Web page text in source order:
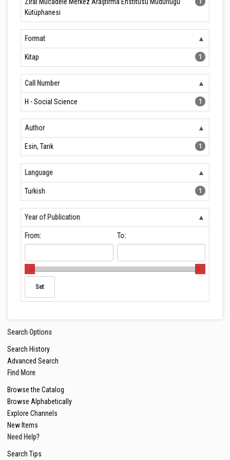
Kütüphanesi
Format
Kitap 1
Call Number
H - Social Science 1
Author
Esin, Tarık 1
Language
Turkish 1
Year of Publication
From: To:
Search Options
Search History
Advanced Search
Find More
Browse the Catalog
Browse Alphabetically
Explore Channels
New Items
Need Help?
Search Tips